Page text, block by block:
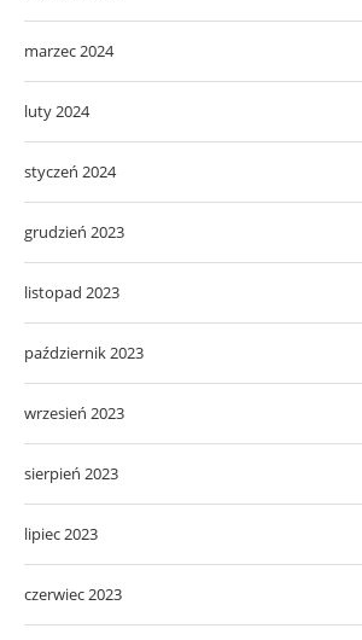
marzec 2024
luty 2024
styczeń 2024
grudzień 2023
listopad 2023
październik 2023
wrzesień 2023
sierpień 2023
lipiec 2023
czerwiec 2023